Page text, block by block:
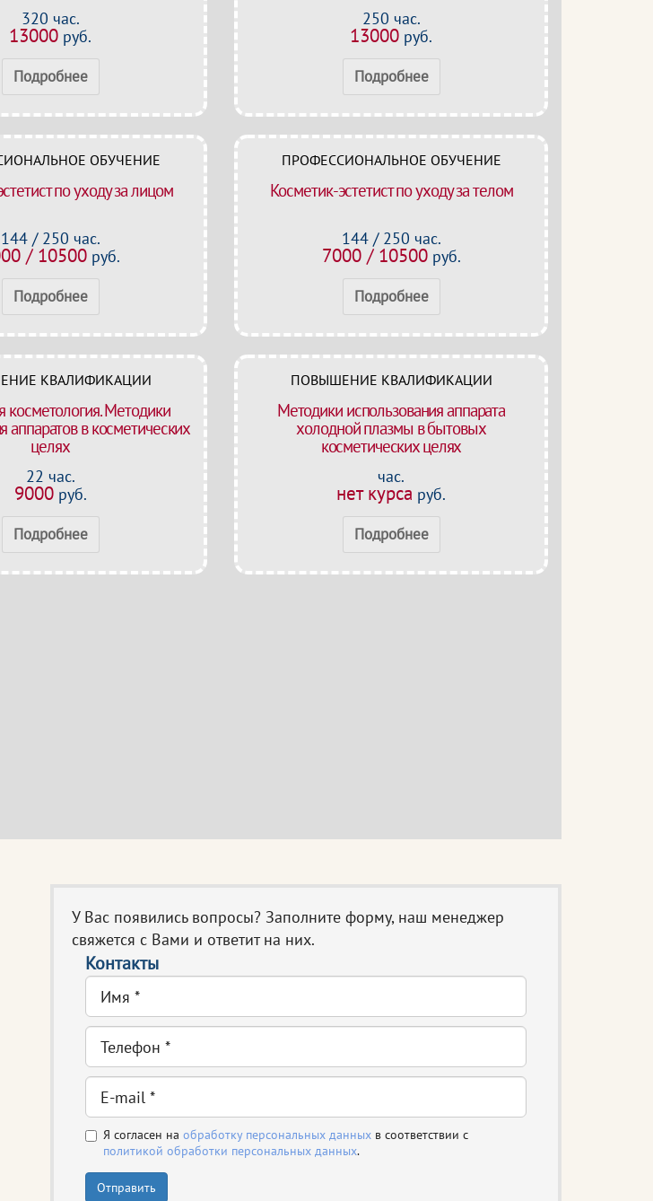
320 час.
13000 руб.
Подробнее
250 час.
13000 руб.
Подробнее
ОБУЧЕНИЕ
по уходу за лицом
144 / 250 час.
/ 10500руб.
Подробнее
ПРОФЕССИОНАЛЬНОЕ ОБУЧЕНИЕ
Косметик-эстетист по уходу за телом
144 / 250 час.
7000 / 10500руб.
Подробнее
КВАЛИФИКАЦИИ
косметология. Методики
аппаратов в косметических
целях
22 час.
9000руб.
Подробнее
ПОВЫШЕНИЕ КВАЛИФИКАЦИИ
Методики использования аппарата
холодной плазмы в бытовых
косметических целях
час.
нет курса руб.
Подробнее
У Вас появились вопросы? Заполните форму, наш менеджер
свяжется с Вами и ответит на них.
Контакты
Я согласен на обработку персональных данных в соответствии с
политикой обработки персональных данных.
Отправить